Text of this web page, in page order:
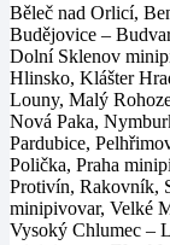
Běleč nad Orlicí,
Budějovice –
Dolní Sklenov
Hlinsko, Klášter
Louny, Malý
Nová Paka,
Pardubice,
Polička, Praha
Protivín, Rakovník,
minipivovar, Velké
Vysoký Chlumec –